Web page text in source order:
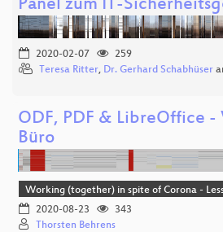
Panel zum IT-
2020-02-07
259
Teresa Ritter, Dr. Gerhard Schabhüser
ODF, PDF & LibreOffice
Büro
Working (together) in spite of Corona -
2020-08-23
343
Thorsten Behrens